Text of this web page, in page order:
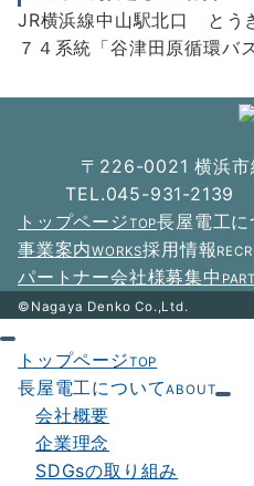
JR横浜線中山駅北口 と
７４系統「谷津田原循環
〒226-0021 横浜
TEL.045-931-2139
トップページTOP長屋電工に
事業案内WORKS採用情報
パートナー会社様募集中
©Nagaya Denko Co.,Ltd.
トップページTOP
長屋電工についてABOUT
会社概要
企業理念
SDGsの取り組み